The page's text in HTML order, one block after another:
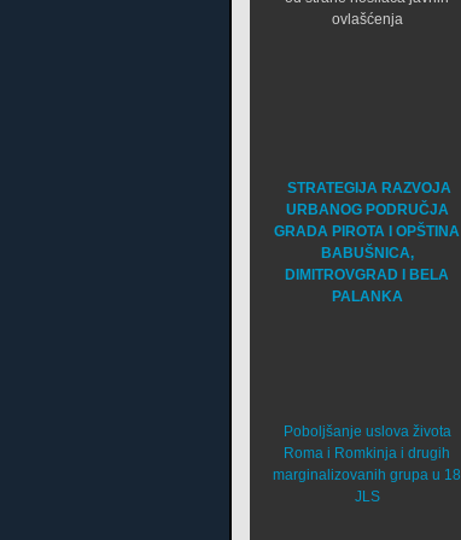
ovlašćenja
STRATEGIJA RAZVOJA
URBANOG PODRUČJA
GRADA PIROTA I OPŠTINA
BABUŠNICA,
DIMITROVGRAD I BELA
PALANKA
Poboljšanje uslova života
Roma i Romkinja i drugih
marginalizovanih grupa u 18
JLS